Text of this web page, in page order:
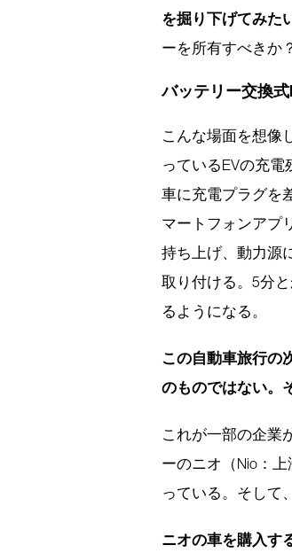
を掘り下げてみた
ーを所有すべきか
バッテリー交換
こんな場面を想像
っているEVの充電
車に充電プラグを
マートフォンアプ
持ち上げ、動力源
取り付ける。5分
るようになる。
この自動車旅行の
のものではない。
これが一部の企業
ーのニオ（Nio：
っている。そして
ニオの車を購入す